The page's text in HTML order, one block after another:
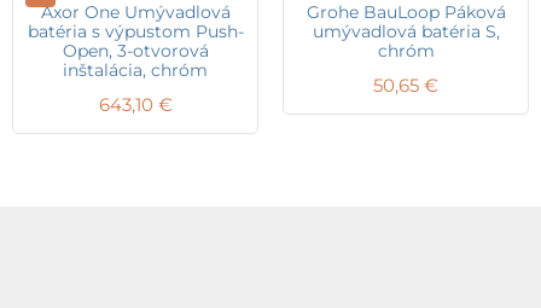
Axor One Umývadlová
batéria s výpustom Push-
Open, 3-otvorová
inštalácia, chróm
643,10 €
Grohe BauLoop Páková
umývadlová batéria S,
chróm
50,65 €